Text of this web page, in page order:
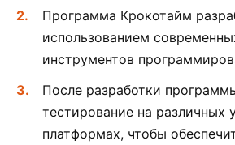
Программа Крокотайм
использованием
инструментов
После разработки
тестирование на различных
платформах, чтобы